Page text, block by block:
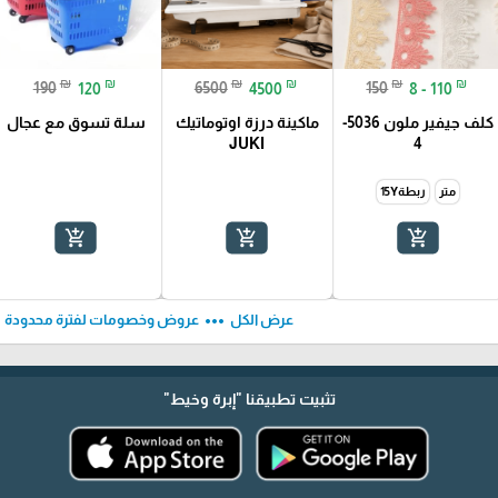
150 ₪ 8 - 110 ₪
كلف جيفير ملون 5036-
4
متر ربطة15Y
add_shopping_cart
6500 ₪ 4500 ₪
ماكينة درزة اوتوماتيك
JUKI
add_shopping_cart
190 ₪ 120 ₪
سلة تسوق مع عجال
add_shopping_cart
عرض الكل more_horiz عروض وخصومات لفترة محدودة
تثبيت تطبيقنا "إبرة وخيط"